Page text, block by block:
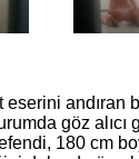
andıran
göz alıcı
180 cm